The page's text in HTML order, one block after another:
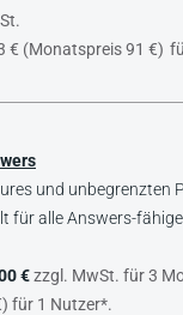
€ (Monatspreis 91 €)
und unbegrenzten
für alle Answers-
€zzgl. MwSt. für 3
für 1 Nutzer*.